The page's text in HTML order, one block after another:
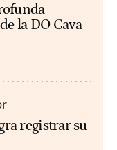
la DO Cava
registrar su